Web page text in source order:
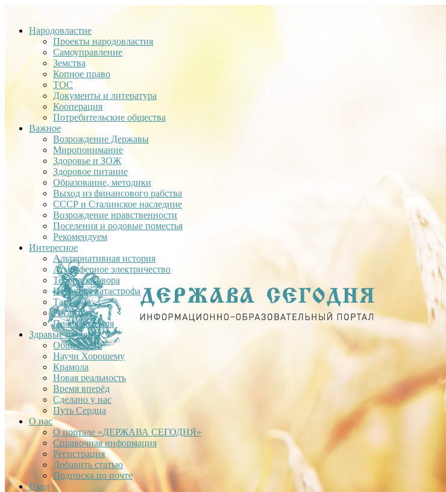
Народовластие
Проекты народовластия
Самоуправление
Земства
Копное право
ТОС
Документы и литература
Кооперация
Потребительские общества
Важное
Возрождение Державы
Миропонимание
Здоровье и ЗОЖ
Здоровое питание
Образование, методики
Выход из финансового рабства
СССР и Сталинское наследние
Возрождение нравственности
Поселения и родовые поместья
Рекомендуем
Интересное
Альтернативная история
Атмосферное электричество
Теория заговора
Недавняя катастрофа
Тартария
Гиганты
Плоская Земля
Здравые проекты
Общее дело
Научи Хорошему
Крамола
Новая реальность
Время вперёд
Сделано у нас
Путь Сердца
О нас
О портале «ДЕРЖАВА СЕГОДНЯ»
Справочная информация
Регистрация
Добавить статью
Подписка по почте
Вход